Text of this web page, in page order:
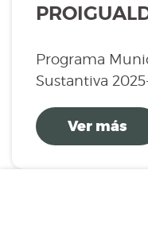
Programa
Sustantiva
Ver más